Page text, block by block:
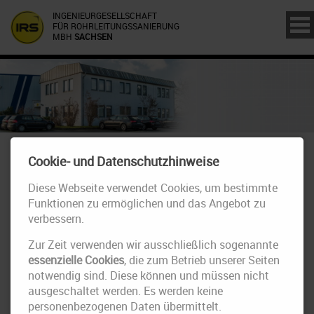
INGENIEURGESELLSCHAFT
FÜR ROHRLEITUNGSSANIERUNG
MBH SACHSEN
IRS in der "Sächsischen Zeitung"
Cookie- und Datenschutzhinweise
Diese Webseite verwendet Cookies, um bestimmte
Funktionen zu ermöglichen und das Angebot zu
verbessern.
Zur Zeit verwenden wir ausschließlich sogenannte
essenzielle Cookies, die zum Betrieb unserer Seiten
notwendig sind. Diese können und müssen nicht
ausgeschaltet werden. Es werden keine
personenbezogenen Daten übermittelt.